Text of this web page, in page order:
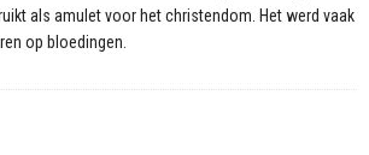
als amulet voor het christendom. Het werd vaak
op bloedingen.